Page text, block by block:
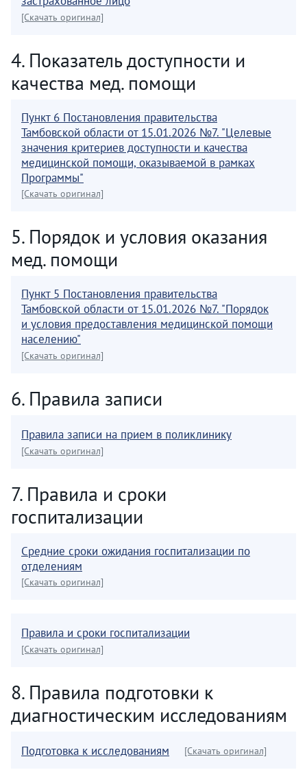
[Скачать оригинал]
4. Показатель доступности и
качества мед. помощи
Пункт 6 Постановления правительства
Тамбовской области от 15.01.2026 №7. "Целевые
значения критериев доступности и качества
медицинской помощи, оказываемой в рамках
Программы"
[Скачать оригинал]
5. Порядок и условия оказания
мед. помощи
Пункт 5 Постановления правительства
Тамбовской области от 15.01.2026 №7. "Порядок
и условия предоставления медицинской помощи
населению"
[Скачать оригинал]
6. Правила записи
Правила записи на прием в поликлинику
[Скачать оригинал]
7. Правила и сроки
госпитализации
Средние сроки ожидания госпитализации по
отделениям
[Скачать оригинал]
Правила и сроки госпитализации
[Скачать оригинал]
8. Правила подготовки к
диагностическим исследованиям
Подготовка к исследованиям [Скачать оригинал]